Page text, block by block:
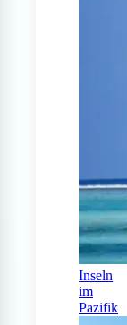
Inseln
im
Pazifik